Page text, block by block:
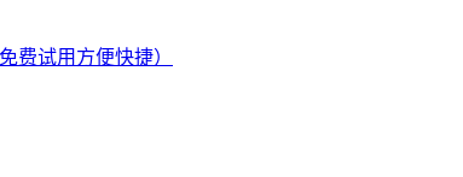
费试用方便快捷）